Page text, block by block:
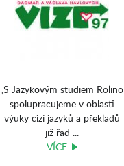
„S Jazykovým studiem Rolino
spolupracujeme v oblasti
výuky cizí jazyků a překladů
již řad ...
VÍCE